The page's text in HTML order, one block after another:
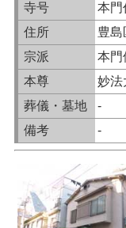
寺号
本門
住所
豊島
宗派
本門
本尊
妙法
葬儀・墓地
-
備考
-